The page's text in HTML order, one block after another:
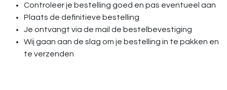
Controleer je bestelling goed en pas eventueel aan
Plaats de definitieve bestelling
Je ontvangt via de mail de bestelbevestiging
Wij gaan aan de slag om je bestelling in te pakken en
te verzenden